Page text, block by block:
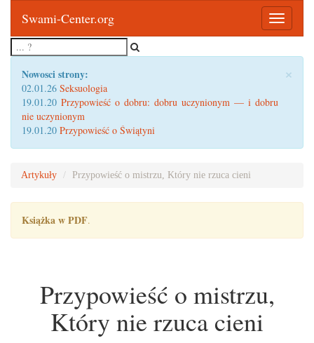
Toggle
Swami-Center.org
×
Nowosci strony:
02.01.26 Seksuologia
19.01.20 Przypowieść o dobru: dobru uczynionym — i dobru
nie uczynionym
19.01.20 Przypowieść o Świątyni
Artykuły Przypowieść o mistrzu, Który nie rzuca cieni
Książka w PDF.
Przypowieść o mistrzu,
Który nie rzuca cieni